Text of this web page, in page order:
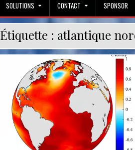
SOLUTIONS CONTACT SPONSOR
Étiquette : atlantique
Posted
in